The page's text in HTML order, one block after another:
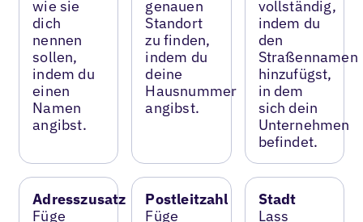
wie sie
dich
nennen
sollen,
indem du
einen
Namen
angibst.
genauen
Standort
zu finden,
indem du
deine
Hausnummer
angibst.
vollständig,
indem du
den
Straßennamen
hinzufügst,
in dem
sich dein
Unternehmen
befindet.
Adresszusatz
Füge
Postleitzahl
Füge
Stadt
Lass